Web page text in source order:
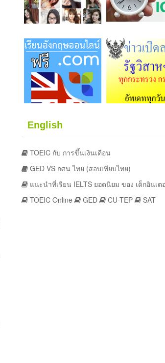
English
TOEIC กับ การขึ้นเงินเดือน
GED VS กศน ไทย (สอบเทียบไทย)
แนะนำที่เรียน IELTS ยอดนิยม ของ เด็กอินเต
TOEIC Online
GED CU-TEP SAT